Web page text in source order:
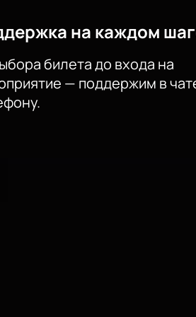
на каждом
билета до входа на
— поддержим в